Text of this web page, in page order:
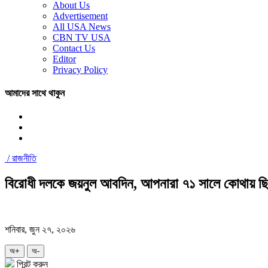
About Us
Advertisement
All USA News
CBN TV USA
Contact Us
Editor
Privacy Policy
আমাদের সাথে থাকুন
/রাজনীতি
বিরোধী দলকে জয়নুল আবদিন, আপনারা ৭১ সালে কোথায়
শনিবার, জুন ২৭, ২০২৬
অ+ অ-
প্রিন্ট করুন